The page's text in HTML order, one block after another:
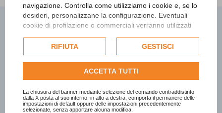
navigazione. Controlla come utilizziamo i cookie e, se lo
desideri, personalizzane la configurazione. Eventuali
cookie di profilazione o commerciali verranno utilizzati
dell'utente e, se consentito, potrebbero essere utilizzati
per personalizzare gli annunci pubblicitari. Per ulteriori
informazioni su come Google utilizza i dati raccolti,
politica sulla privacy di Google
Consulta l'informativa cookie completa.
RIFIUTA GESTISCI
ACCETTA TUTTI
La chiusura del banner mediante selezione del comando contraddistinto
dalla X posta al suo interno, in alto a destra, comporta il permanere delle
impostazioni di default oppure delle impostazioni precedentemente
selezionate, senza apportare alcuna modifica.
Articoli correlati